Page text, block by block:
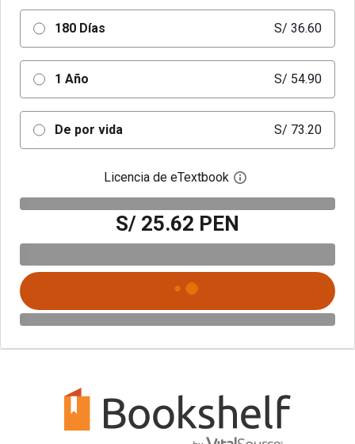
180 Días S/ 36.60
1 Año S/ 54.90
De por vida S/ 73.20
Licencia de eTextbook Abre el cuadro de
S/ 25.62 PEN